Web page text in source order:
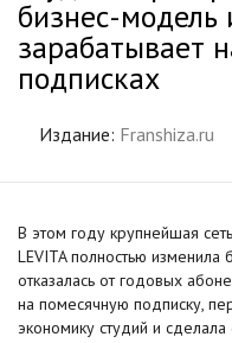
бизнес-модель
зарабатывает
подписках
Издание: Franshiza.ru
В этом году крупнейшая
LEVITA полностью изменила
отказалась от годовых
на помесячную подписку,
экономику студий и сделала